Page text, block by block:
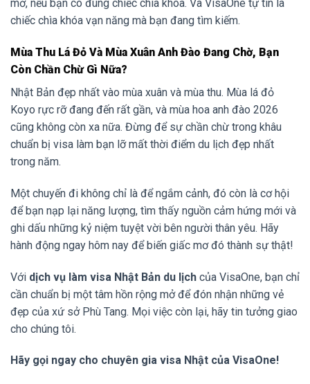
mở, nếu bạn có đúng chiếc chìa khóa. Và VisaOne tự tin là
chiếc chìa khóa vạn năng mà bạn đang tìm kiếm.
Mùa Thu Lá Đỏ Và Mùa Xuân Anh Đào Đang Chờ, Bạn
Còn Chần Chừ Gì Nữa?
Nhật Bản đẹp nhất vào mùa xuân và mùa thu. Mùa lá đỏ
Koyo rực rỡ đang đến rất gần, và mùa hoa anh đào 2026
cũng không còn xa nữa. Đừng để sự chần chừ trong khâu
chuẩn bị visa làm bạn lỡ mất thời điểm du lịch đẹp nhất
trong năm.
Một chuyến đi không chỉ là để ngắm cảnh, đó còn là cơ hội
để bạn nạp lại năng lượng, tìm thấy nguồn cảm hứng mới và
ghi dấu những kỷ niệm tuyệt vời bên người thân yêu. Hãy
hành động ngay hôm nay để biến giấc mơ đó thành sự thật!
Với dịch vụ làm visa Nhật Bản du lịch của VisaOne, bạn chỉ
cần chuẩn bị một tâm hồn rộng mở để đón nhận những vẻ
đẹp của xứ sở Phù Tang. Mọi việc còn lại, hãy tin tưởng giao
cho chúng tôi.
Hãy gọi ngay cho chuyên gia visa Nhật của VisaOne!